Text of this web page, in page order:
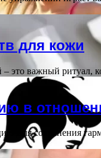
для кожи
это важный ритуал,
в
Для сохранения